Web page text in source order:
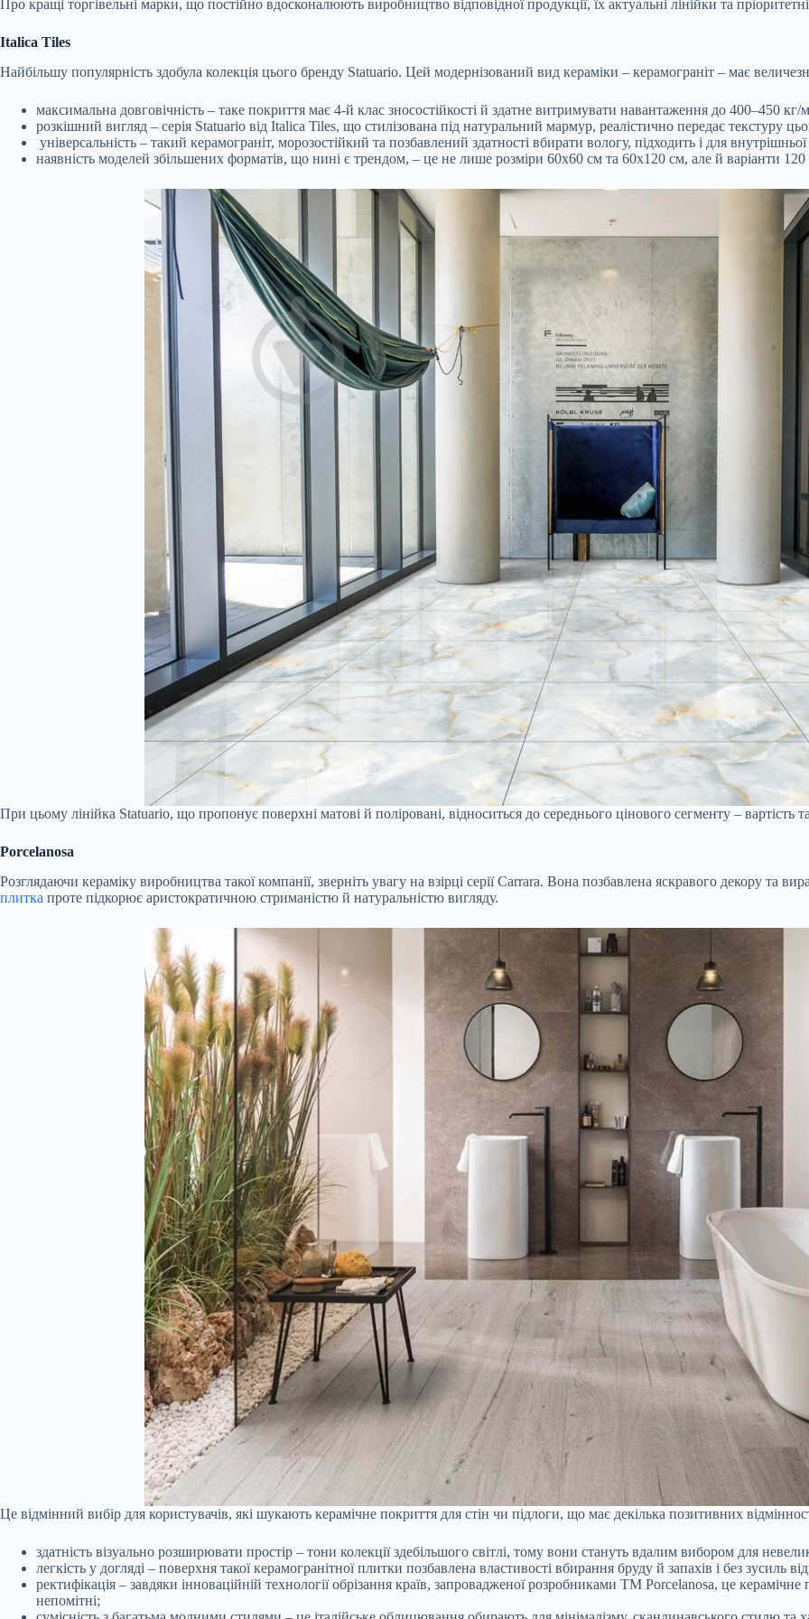
Про кращі торгівельні марки, що постійно вдосконалюють виробництво відповідної продукції, їх актуальні лінійки та
Italica Tiles
Найбільшу популярність здобула колекція цього бренду Statuario. Цей модернізований вид кераміки – керамограніт – має
максимальна довговічність – таке покриття має 4-й клас зносостійкості й здатне витримувати навантаження до 400–450 кг/
розкішний вигляд – серія Statuario від Italica Tiles, що стилізована під натуральний мармур, реалістично передає текстуру
універсальність – такий керамограніт, морозостійкий та позбавлений здатності вбирати вологу, підходить і для
наявність моделей збільшених форматів, що нині є трендом, – це не лише розміри 60х60 см та 60х120 см, але й варіанти
При цьому лінійка Statuario, що пропонує поверхні матові й поліровані, відноситься до середнього цінового сегменту – вартість
Porcelanosa
Розглядаючи кераміку виробництва такої компанії, зверніть увагу на взірці серії Carrara. Вона позбавлена яскравого декору та
плитка проте підкорює аристократичною стриманістю й натуральністю вигляду.
Це відмінний вибір для користувачів, які шукають керамічне покриття для стін чи підлоги, що має декілька позитивних
здатність візуально розширювати простір – тони колекції здебільшого світлі, тому вони стануть вдалим вибором для
легкість у догляді – поверхня такої керамогранітної плитки позбавлена властивості вбирання бруду й запахів і без зусиль
ректифікація – завдяки інноваційній технології обрізання країв, запровадженої розробниками ТМ Porcelanosa, це
непомітні;